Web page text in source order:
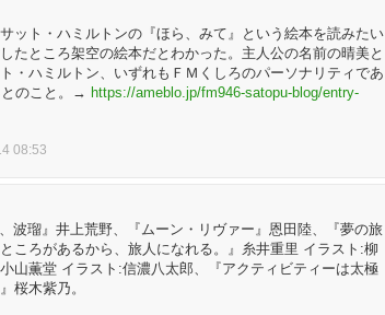
ット・ハミルトンの『ほら、みて』という絵本を読みたい
たところ架空の絵本だとわかった。主人公の名前の晴美と
・ハミルトン、いずれもＦＭくしろのパーソナリティであ
とのこと。→ https://ameblo.jp/fm946-satopu-blog/entry-
08:53
波瑠』井上荒野、『ムーン・リヴァー』恩田陸、『夢の旅
ころがあるから、旅人になれる。』糸井重里 イラスト:柳
山薫堂 イラスト:信濃八太郎、『アクティビティーは太極
桜木紫乃。